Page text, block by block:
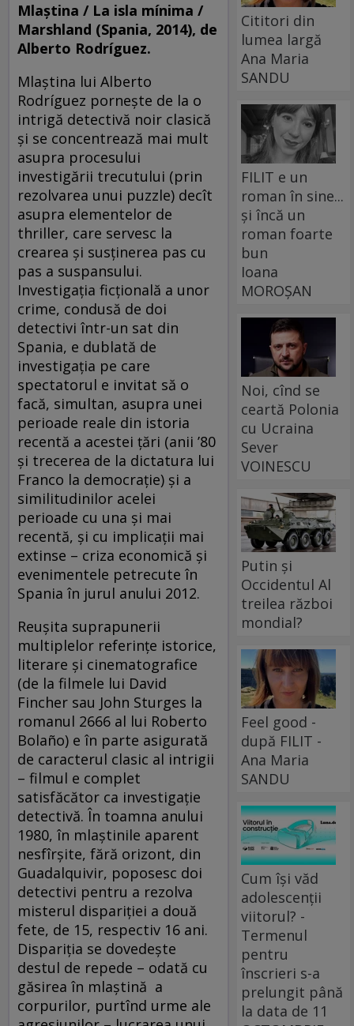
Mlaştina / La isla mínima /
Marsh­land (Spania, 2014), de
Alberto Rodríguez.
Mlaştina lui Alberto
Rodríguez porneşte de la o
intrigă detectivă noir clasică
şi se concentrează mai mult
asupra procesului
investigării trecutului (prin
rezolvarea unui puzzle) decît
asupra elementelor de
thriller, care servesc la
crearea şi susţinerea pas cu
pas a suspansului.
Investigaţia ficţională a unor
crime, condusă de doi
detectivi într-un sat din
Spania, e dublată de
investigaţia pe care
spectatorul e invitat să o
facă, simultan, asupra unei
perioade reale din istoria
recentă a acestei ţări (anii ’80
şi trecerea de la dictatura lui
Franco la democraţie) şi a
similitudinilor acelei
perioade cu una şi mai
recentă, şi cu implicaţii mai
extinse – criza economică şi
evenimentele petrecute în
Spania în jurul anului 2012.
Reuşita suprapunerii
multiplelor referinţe istorice,
literare şi cinematografice
(de la filmele lui David
Fincher sau John Sturges la
romanul 2666 al lui Roberto
Bolaño) e în parte asigurată
de caracterul clasic al intrigii
– filmul e complet
satisfăcător ca investigaţie
detectivă. În toamna anului
1980, în mlaştinile aparent
nesfîrşite, fără orizont, din
Guadalquivir, poposesc doi
detectivi pentru a rezolva
misterul dispariţiei a două
fete, de 15, respectiv 16 ani.
Dispariţia se dovedeşte
destul de repede – odată cu
găsirea în mlaştină a
corpurilor, purtînd urme ale
Cititori din
lumea largă
Ana Maria
SANDU
FILIT e un
roman în sine...
și încă un
roman foarte
bun
Ioana
MOROȘAN
Noi, cînd se
ceartă Polonia
cu Ucraina
Sever
VOINESCU
Putin și
Occidentul Al
treilea război
mondial?
Feel good -
după FILIT -
Ana Maria
SANDU
Cum își văd
adolescenții
viitorul? -
Termenul
pentru
înscrieri s-a
prelungit până
la data de 11